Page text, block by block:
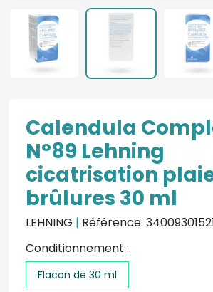
Calendula
N°89 Lehning
cicatrisation
brûlures 30 ml
LEHNING | Référence:
Conditionnement :
Flacon de 30 ml